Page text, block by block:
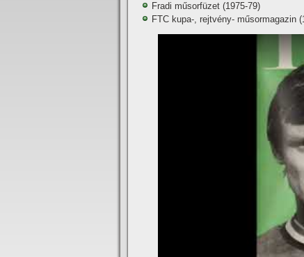
Fradi műsorfüzet (1975-79)
FTC kupa-, rejtvény- műsormagazin